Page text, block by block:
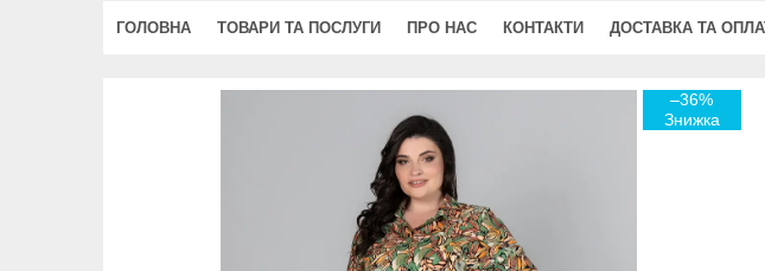
ГОЛОВНА ТОВАРИ ТА ПОСЛУГИ ПРО НАС КОНТАКТИ ДОСТАВКА ТА
–36%